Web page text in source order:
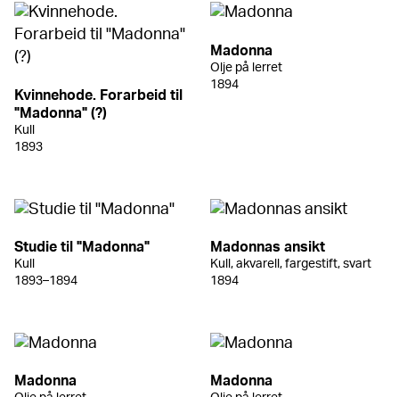
Kvinnehode. Forarbeid til
"Madonna" (?)
Kull
1893
Madonna
Olje på lerret
1894
Studie til "Madonna"
Kull
1893–1894
Madonnas ansikt
Kull, akvarell, fargestift, svart
1894
Madonna Madonna